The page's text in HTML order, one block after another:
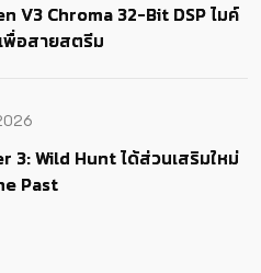
V3 Chroma 32-Bit DSP ไมค์
พื่อสายสตรีม
3: Wild Hunt ได้ส่วนเสริมใหม่
Past